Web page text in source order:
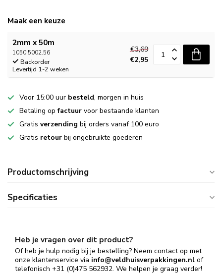
Maak een keuze
2mm x 50m
1050.5002.56
Backorder
Levertijd 1-2 weken
€3,69
€2,95
Voor 15:00 uur besteld, morgen in huis
Betaling opfactuur voor bestaande klanten
Gratis verzending bij orders vanaf 100 euro
Gratis retour bij ongebruikte goederen
Productomschrijving
Specificaties
Heb je vragen over dit product?
Of heb je hulp nodig bij je bestelling? Neem contact op met
onze klantenservice via info@veldhuisverpakkingen.nl of
telefonisch +31 (0)475 562932. We helpen je graag verder!